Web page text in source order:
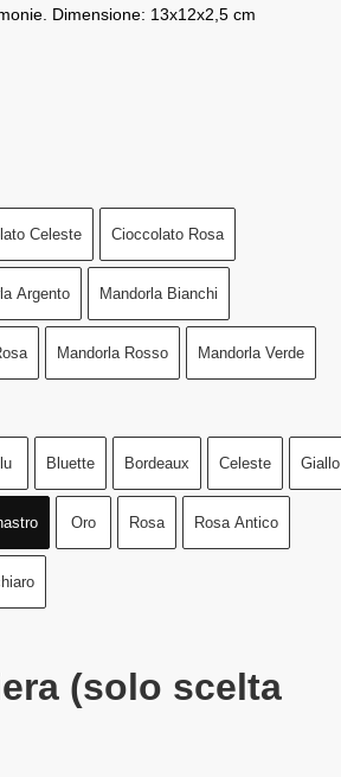
Dimensione: 13x12x2,5 cm
Celeste Cioccolato Rosa
Argento Mandorla Bianchi
Mandorla Rosso Mandorla Verde
Bluette Bordeaux Celeste Giallo
Oro Rosa Rosa Antico
(solo scelta